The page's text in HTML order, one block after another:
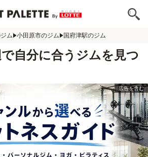
ム 小田原市のジム 国府津駅のジム
自分に合うジムを見つ